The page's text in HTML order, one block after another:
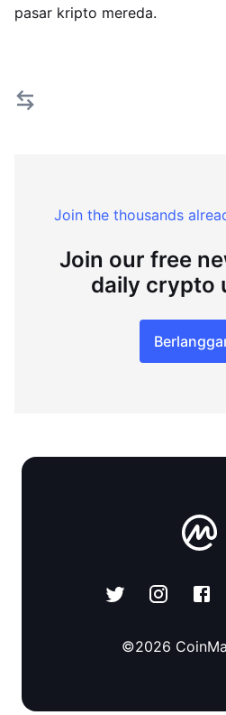
pasar kripto mereda.
Join the thousands
Join our free
daily crypto
©2026